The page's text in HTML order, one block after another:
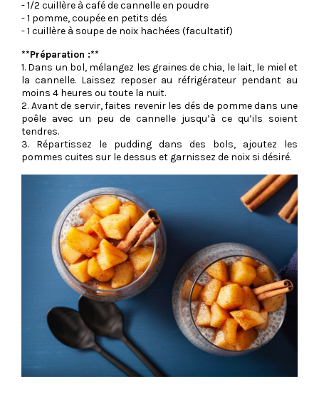
- 1/2 cuillère à café de cannelle en poudre
- 1 pomme, coupée en petits dés
- 1 cuillère à soupe de noix hachées (facultatif)
**Préparation :**
1. Dans un bol, mélangez les graines de chia, le lait, le miel et
la cannelle. Laissez reposer au réfrigérateur pendant au
moins 4 heures ou toute la nuit.
2. Avant de servir, faites revenir les dés de pomme dans une
poêle avec un peu de cannelle jusqu’à ce qu’ils soient
tendres.
3. Répartissez le pudding dans des bols, ajoutez les
pommes cuites sur le dessus et garnissez de noix si désiré.